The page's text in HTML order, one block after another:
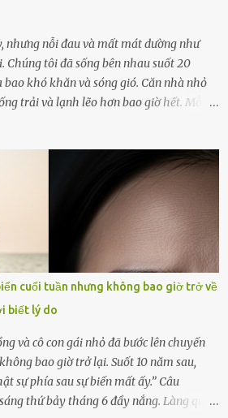
nhưng nỗi đau và mất mát dường như
Chúng tôi đã sống bên nhau suốt 20
khó khăn và sóng gió. Căn nhà nhỏ
trải và lạnh lẽo hơn bao giờ hết. Mỗi
chẳng còn muốn làm gì ngoài việc
Nhưng cuộc sống không cho phép tôi mãi
Họ hàng, bạn bè và những người thân
chức tang lễ chu toàn. Và hôm nay là
49 ngày sau khi cô ấy rời xa tôi mãi
khi cúng cơm xong, tôi quyết định lên
thứ vẫn như mọi ngày, nhưng có điều gì
giải thích được. Trong khoảnh khắc tôi
một luồng gió lạ thoáng qua, khiến
kinh...
cuối tuần nhưng không bao giờ trở về
biết lý do
và cô con gái nhỏ đã bước lên chuyến
bao giờ trở lại. Suốt 10 năm sau,
sự phía sau sự biến mất ấy.” Câu
thứ bảy tháng 6 đầy nắng. Làng quê